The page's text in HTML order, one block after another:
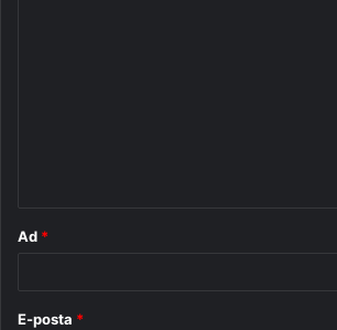
Ad *
E-posta *